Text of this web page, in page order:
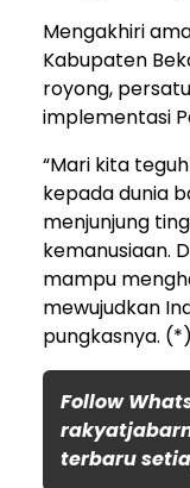
Mengakhiri
Kabupaten
royong,
implementasi
“Mari kita
kepada dunia
menjunjung
kemanusiaan.
mampu
mewujudkan
pungkasnya. (*)
Follow
terbaru